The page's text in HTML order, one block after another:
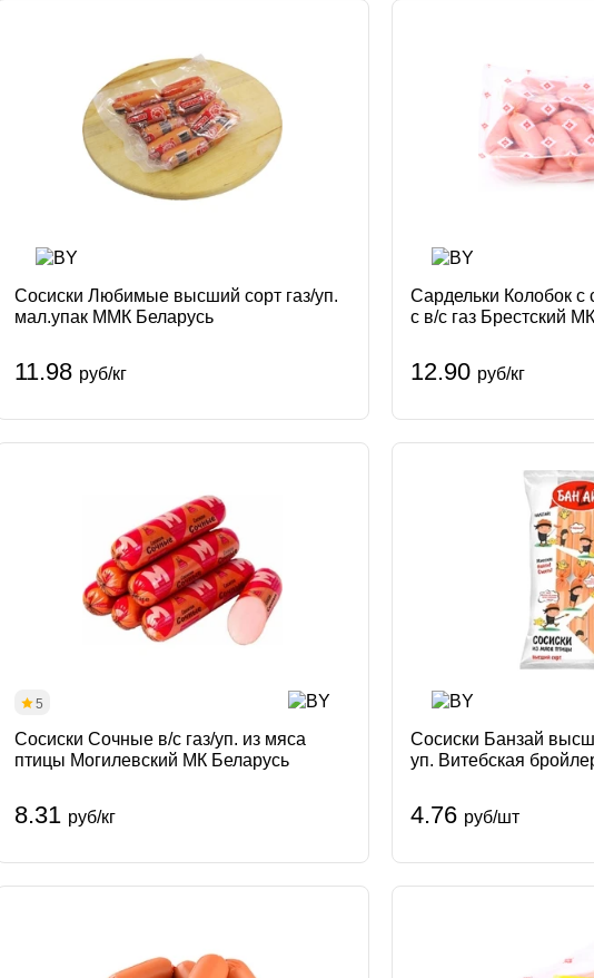
Сосиски Любимые высший сорт газ/уп.
мал.упак ММК Беларусь
11.98 руб/кг
Сардельки Колобок
с в/с газ Брестский
12.90 руб/кг
5
Сосиски Сочные в/с газ/уп. из мяса
птицы Могилевский МК Беларусь
8.31 руб/кг
Сосиски Банзай
уп. Витебская
4.76 руб/шт